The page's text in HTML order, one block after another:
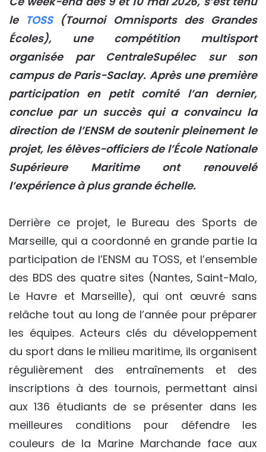
le TOSS(Tournoi Omnisports des Grandes
Écoles), une compétition multisport
organisée par CentraleSupélec sur son
campus de Paris-Saclay. Après une première
participation en petit comité l’an dernier,
conclue par un succès qui a convaincu la
direction de l’ENSM de soutenir pleinement le
projet, les élèves-officiers de l’École Nationale
Supérieure Maritime ont renouvelé
l’expérience à plus grande échelle.
Derrière ce projet, le Bureau des Sports de
Marseille, qui a coordonné en grande partie la
participation de l’ENSM au TOSS, et l’ensemble
des BDS des quatre sites (Nantes, Saint-Malo,
Le Havre et Marseille), qui ont œuvré sans
relâche tout au long de l’année pour préparer
les équipes. Acteurs clés du développement
du sport dans le milieu maritime, ils organisent
régulièrement des entraînements et des
inscriptions à des tournois, permettant ainsi
aux 136 étudiants de se présenter dans les
meilleures conditions pour défendre les
couleurs de la Marine Marchande face aux